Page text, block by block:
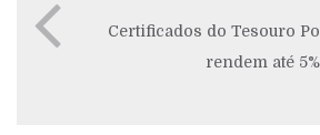
Certificados do Tesouro
rendem até 5%